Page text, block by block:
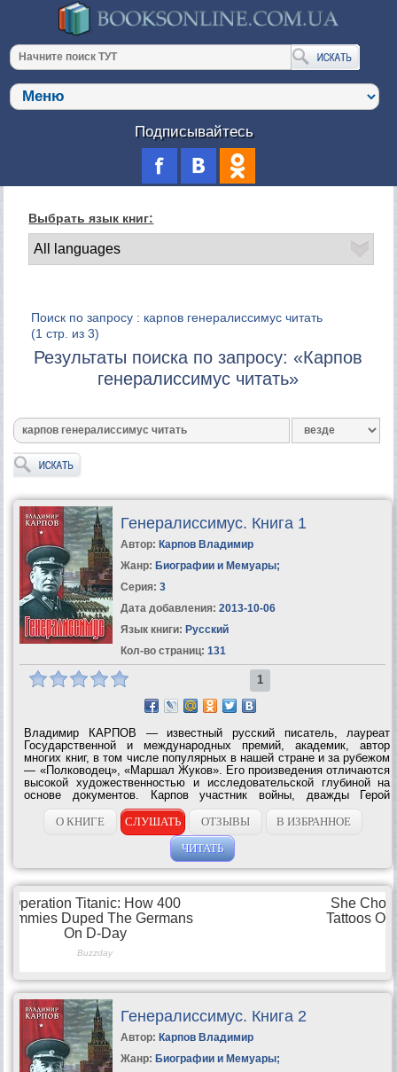
Подписывайтесь
Выбрать язык книг:
Поиск по запросу : карпов генералиссимус читать
(1 стр. из 3)
Результаты поиска по запросу: «Карпов
генералиссимус читать»
Генералиссимус. Книга 1
Автор: Карпов Владимир
Жанр: Биографии и Мемуары;
Серия: 3
Дата добавления: 2013-10-06
Язык книги: Русский
Кол-во страниц: 131
1
Владимир КАРПОВ — известный русский писатель, лауреат
Государственной и международных премий, академик, автор
многих книг, в том числе популярных в нашей стране и за рубежом
— «Полководец», «Маршал Жуков». Его произведения отличаются
высокой художественностью и исследовательской глубиной на
основе документов. Карпов участник войны, дважды Герой
Советского Союза, окончил две военные академии и Литературный
институт им. Горького,...
О КНИГЕ СЛУШАТЬ ОТЗЫВЫ
В ИЗБРАННОЕ
ЧИТАТЬ
Генералиссимус. Книга 2
Автор: Карпов Владимир
Жанр: Биографии и Мемуары;